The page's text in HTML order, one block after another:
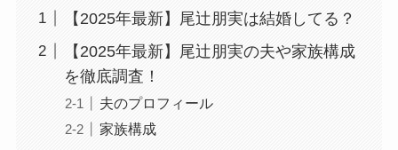
【2025年最新】尾辻朋実は結婚してる？
【2025年最新】尾辻朋実の夫や家族構成
を徹底調査！
夫のプロフィール
家族構成